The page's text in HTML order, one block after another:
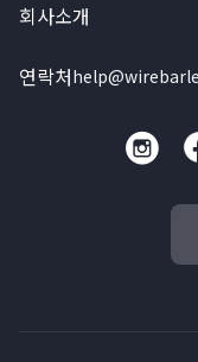
회사소개
연락처